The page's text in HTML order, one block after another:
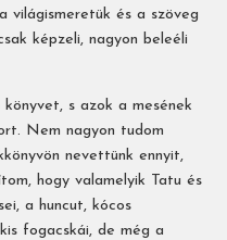
világismeretük és a szöveg
képzeli, nagyon beleéli
s azok a mesének
Nem nagyon tudom
nevettünk ennyit,
hogy valamelyik Tatu és
a huncut, kócos
fogacskái, de még a